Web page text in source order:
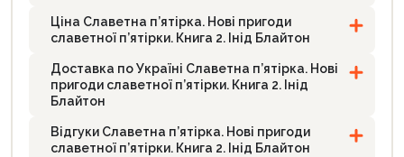
Ціна Славетна п’ятірка. Нові пригоди
славетної п’ятірки. Книга 2. Інід Блайтон
Доставка по Україні Славетна п’ятірка. Нові
пригоди славетної п’ятірки. Книга 2. Інід
Блайтон
Відгуки Славетна п’ятірка. Нові пригоди
славетної п’ятірки. Книга 2. Інід Блайтон